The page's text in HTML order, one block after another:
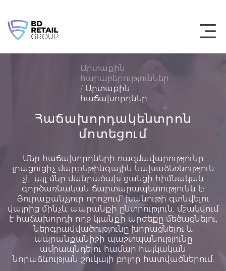
content
Արտաքին
հարաբերություններ
/ Արտաքին
հաճախորդներ
Հաճախորդակենտրոն
մոտեցում
Մեր հաճախորդների ռազմավարությունը
լրացուցիչ մարքեթինգային նախաձեռնություն
չէ, այլ մեր մանրածախ ցանցի հիմնական
գործառնական ճարտարապետությունն է:
Յուրաքանչյուր որոշում՝ խանութի գտնվելու
վայրից մինչև ապրանքի ընտրություն, մշակվում
է հաճախորդի ողջ կյանքի արժեքը մեծացնելու,
ներգրավվածությունը խորացնելու և
ապրանքանիշի պաշտպանությունը
ամրապնդելու համար հայկական
նորաձևության շուկայի բոլոր հատվածներում: